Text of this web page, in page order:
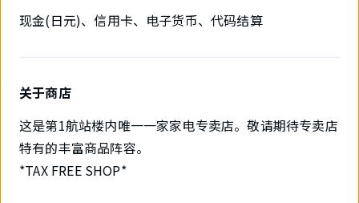
现金(日元)、信用卡、电子货币、代码结算
关于商店
这是第1航站楼内唯一一家家电专卖店。敬请期待专卖店
特有的丰富商品阵容。
*TAX FREE SHOP*